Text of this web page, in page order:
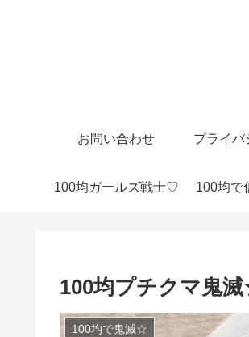
お問い合わせ プライバ
100均ガールズ戦士♡ 100均で
100均プチクマ鬼
100均で鬼滅☆